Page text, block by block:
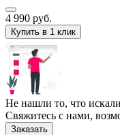
4 990 руб.
Купить в 1 клик
Не нашли то, что
Свяжитесь с нами,
Заказать